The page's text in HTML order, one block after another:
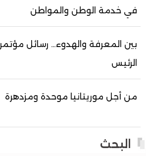
أحمد ولد علال
أحمد ولد محمد ديدي
أحمد ولد نافع
أحمد ولد يحيى
أحمدا كلي
أحمدسالم ولد العربي
أحمدو ولد أحمد رمظان
في خدمة الوطن والمواطن
بين المعرفة والهدوء… رسائل مؤتمر
الرئيس
من أجل موريتانيا موحدة ومزدهرة
البحث